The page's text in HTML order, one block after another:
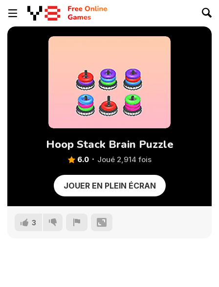
Hoop Stack Brain Puzzle
6.0 Joué 2,914 fois
JOUER EN PLEIN ÉCRAN
3